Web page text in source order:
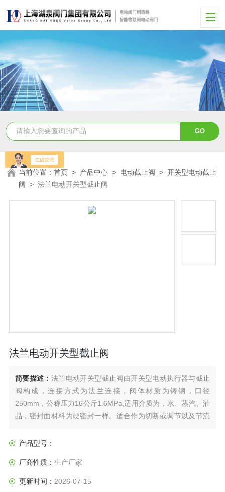
当前位置：首页 > 产品中心 > 电动截止阀 >开关型电动截止
阀 >法兰电动开关型截止阀
法兰电动开关型截止阀
简要描述： 法兰电动开关型截止阀由开关型电动执行器与截止
阀构成，连接方式为法兰连接，阀体材质为铸钢，口径
250mm，公称压力16公斤1.6MPa,适用介质为，水、蒸汽、油
品，密封面材料为硬密封一样。适合作为切断或调节以及节流
产品型号：
厂商性质： 生产厂家
更新时间： 2026-07-15